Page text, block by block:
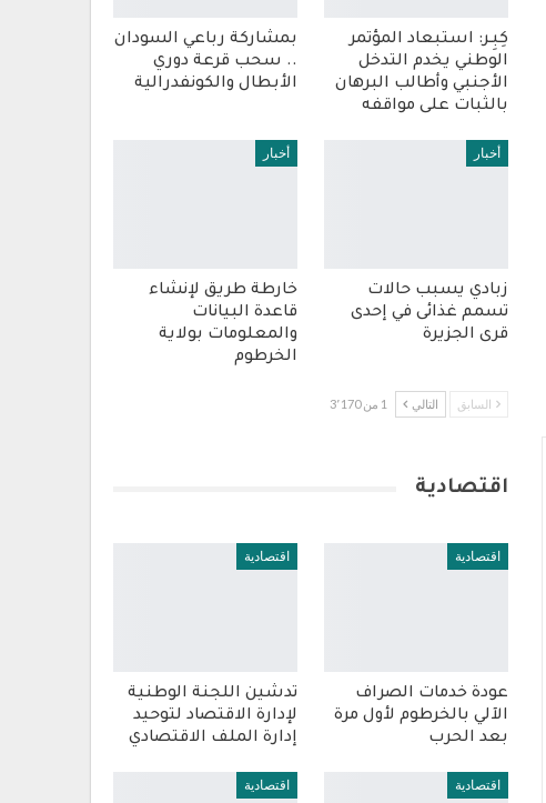
كِبِـر: استبعاد المؤتمر
الوطني يخدم التدخل
الأجنبي وأطالب البرهان
بالثبات على مواقفه
بمشاركة رباعي السودان
.. سحب قرعة دوري
الأبطال والكونفدرالية
أخبار
زبادي يسبب حالات
تسمم غذائى في إحدى
قرى الجزيرة
أخبار
خارطة طريق لإنشاء
قاعدة البيانات
والمعلومات بولاية
الخرطوم
السابق التالي 1 من 3٬170
اقتصادية
اقتصادية
عودة خدمات الصراف
الآلي بالخرطوم لأول مرة
بعد الحرب
اقتصادية
تدشين اللجنة الوطنية
لإدارة الاقتصاد لتوحيد
إدارة الملف الاقتصادي
اقتصادية اقتصادية